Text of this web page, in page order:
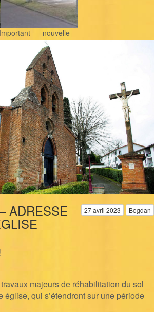
Important nouvelle
27 avril 2023 Bogdan
ADRESSE
majeurs de réhabilitation du sol
église, qui s’étendront sur une période